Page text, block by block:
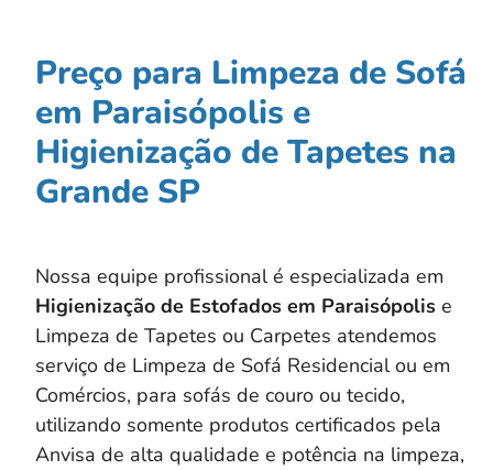
Preço para Limpeza de Sofá
em Paraisópolis e
Higienização de Tapetes na
Grande SP
Nossa equipe profissional é especializada em
Higienização de Estofados em Paraisópolis e
Limpeza de Tapetes ou Carpetes atendemos
serviço de Limpeza de Sofá Residencial ou em
Comércios, para sofás de couro ou tecido,
utilizando somente produtos certificados pela
Anvisa de alta qualidade e potência na limpeza,